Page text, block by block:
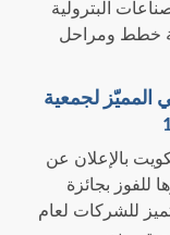
البترولية
خطط ومراحل
المميّز لجمعية
بالإعلان عن
للفوز بجائزة
للشركات لعام